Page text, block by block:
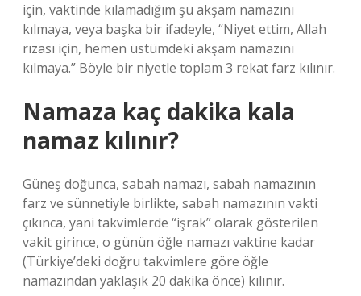
için, vaktinde kılamadığım şu akşam namazını
kılmaya, veya başka bir ifadeyle, “Niyet ettim, Allah
rızası için, hemen üstümdeki akşam namazını
kılmaya.” Böyle bir niyetle toplam 3 rekat farz kılınır.
Namaza kaç dakika kala
namaz kılınır?
Güneş doğunca, sabah namazı, sabah namazının
farz ve sünnetiyle birlikte, sabah namazının vakti
çıkınca, yani takvimlerde “işrak” olarak gösterilen
vakit girince, o günün öğle namazı vaktine kadar
(Türkiye’deki doğru takvimlere göre öğle
namazından yaklaşık 20 dakika önce) kılınır.